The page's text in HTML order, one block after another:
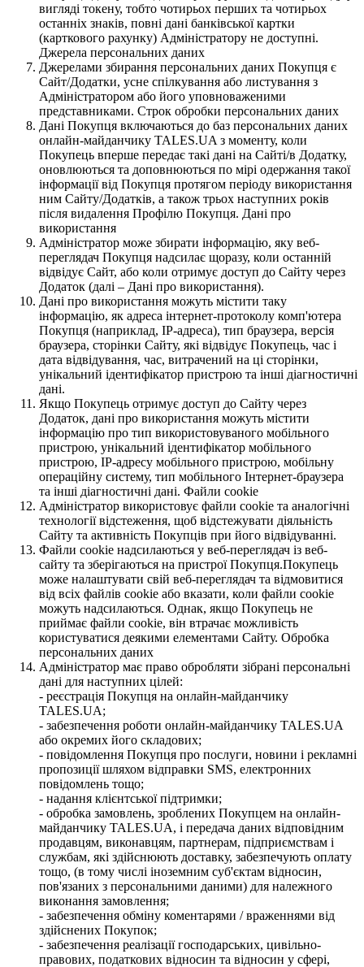
вигляді токену, тобто чотирьох перших та чотирьох
останніх знаків, повні дані банківської картки
(карткового рахунку) Адміністратору не доступні.
Джерела персональних даних
Джерелами збирання персональних даних Покупця є
Сайт/Додатки, усне спілкування або листування з
Адміністратором або його уповноваженими
представниками. Строк обробки персональних даних
Дані Покупця включаються до баз персональних даних
онлайн-майданчику TALES.UA з моменту, коли
Покупець вперше передає такі дані на Сайті/в Додатку,
оновлюються та доповнюються по мірі одержання такої
інформації від Покупця протягом періоду використання
ним Сайту/Додатків, а також трьох наступних років
після видалення Профілю Покупця. Дані про
використання
Адміністратор може збирати інформацію, яку веб-
переглядач Покупця надсилає щоразу, коли останній
відвідує Сайт, або коли отримує доступ до Сайту через
Додаток (далі – Дані про використання).
Дані про використання можуть містити таку
інформацію, як адреса інтернет-протоколу комп'ютера
Покупця (наприклад, IP-адреса), тип браузера, версія
браузера, сторінки Сайту, які відвідує Покупець, час і
дата відвідування, час, витрачений на ці сторінки,
унікальний ідентифікатор пристрою та інші діагностичні
дані.
Якщо Покупець отримує доступ до Сайту через
Додаток, дані про використання можуть містити
інформацію про тип використовуваного мобільного
пристрою, унікальний ідентифікатор мобільного
пристрою, IP-адресу мобільного пристрою, мобільну
операційну систему, тип мобільного Інтернет-браузера
та інші діагностичні дані. Файли cookie
Адміністратор використовує файли cookie та аналогічні
технології відстеження, щоб відстежувати діяльність
Сайту та активність Покупців при його відвідуванні.
Файли cookie надсилаються у веб-переглядач із веб-
сайту та зберігаються на пристрої Покупця.Покупець
може налаштувати свій веб-переглядач та відмовитися
від всіх файлів cookie або вказати, коли файли cookie
можуть надсилаються. Однак, якщо Покупець не
приймає файли cookie, він втрачає можливість
користуватися деякими елементами Сайту. Обробка
персональних даних
Адміністратор має право обробляти зібрані персональні
дані для наступних цілей:
- реєстрація Покупця на онлайн-майданчику
TALES.UA;
- забезпечення роботи онлайн-майданчику TALES.UA
або окремих його складових;
- повідомлення Покупця про послуги, новини і рекламні
пропозиції шляхом відправки SMS, електронних
повідомлень тощо;
- надання клієнтської підтримки;
- обробка замовлень, зроблених Покупцем на онлайн-
майданчику TALES.UA, і передача даних відповідним
продавцям, виконавцям, партнерам, підприємствам і
службам, які здійснюють доставку, забезпечують оплату
тощо, (в тому числі іноземним суб'єктам відносин,
пов'язаних з персональними даними) для належного
виконання замовлення;
- забезпечення обміну коментарями / враженнями від
здійснених Покупок;
- забезпечення реалізації господарських, цивільно-
правових, податкових відносин та відносин у сфері,